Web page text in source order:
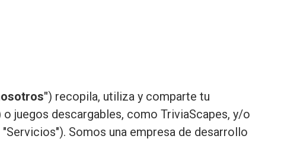
) recopila, utiliza y comparte tu
juegos descargables, como TriviaScapes, y/o
Somos una empresa de desarrollo